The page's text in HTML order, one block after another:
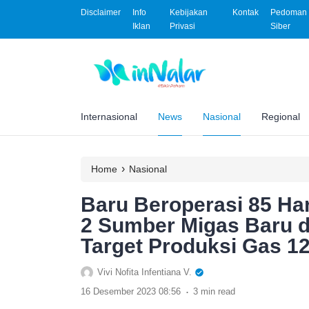
Disclaimer
Info
Iklan
Kebijakan
Privasi
Kontak
Siber
Internasional News Nasional Regional
Home › Nasional
Baru Beroperasi 85
2 Sumber Migas Baru
Target Produksi Gas
Vivi Nofita Infentiana V.
16 Desember 2023 08:56 . 3 min read